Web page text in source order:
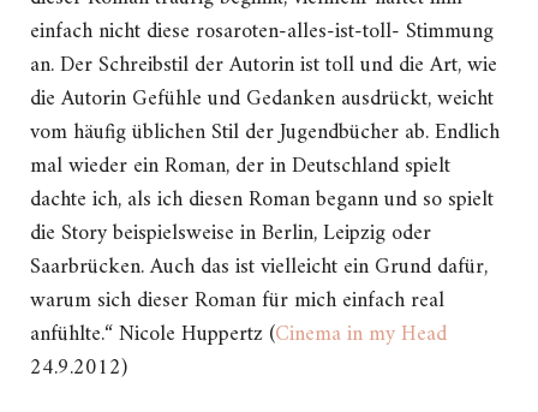
einfach nicht diese rosaroten-alles-ist-toll- Stimmung
an. Der Schreibstil der Autorin ist toll und die Art, wie
die Autorin Gefühle und Gedanken ausdrückt, weicht
vom häufig üblichen Stil der Jugendbücher ab. Endlich
mal wieder ein Roman, der in Deutschland spielt
dachte ich, als ich diesen Roman begann und so spielt
die Story beispielsweise in Berlin, Leipzig oder
Saarbrücken. Auch das ist vielleicht ein Grund dafür,
warum sich dieser Roman für mich einfach real
anfühlte.“ Nicole Huppertz (Cinema in my Head
24.9.2012)